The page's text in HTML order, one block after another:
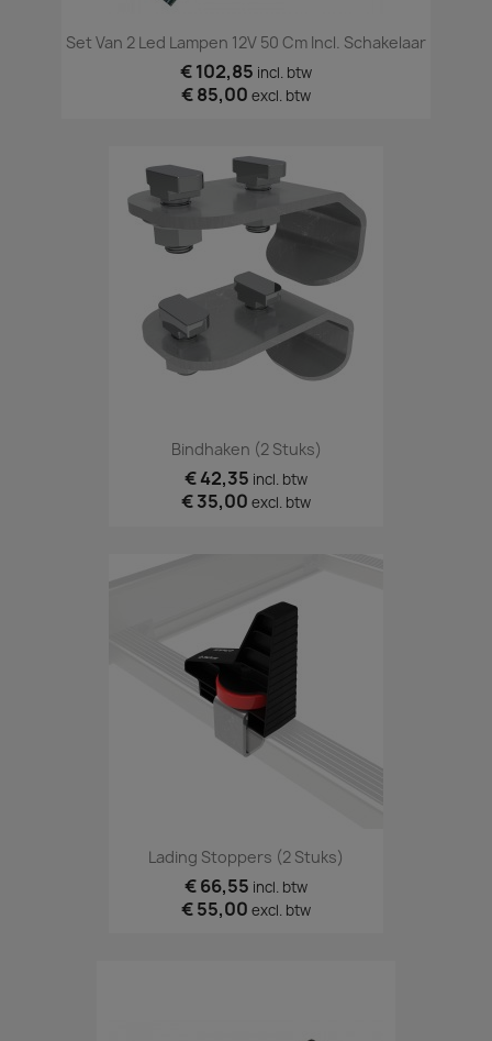
Set Van 2 Led Lampen 12V 50 Cm Incl. Schakelaar
€ 102,85 incl. btw
€ 85,00 excl. btw
Bindhaken (2 Stuks)
€ 42,35 incl. btw
€ 35,00 excl. btw
Lading Stoppers (2 Stuks)
€ 66,55 incl. btw
€ 55,00 excl. btw